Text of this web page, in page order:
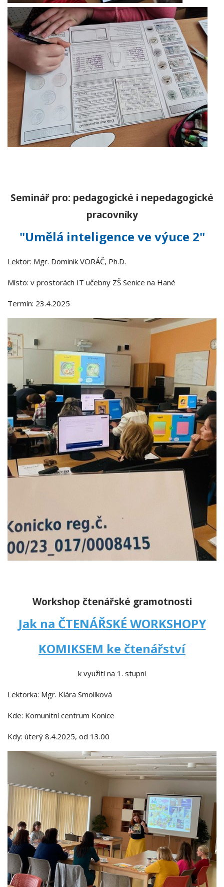
Seminář pro: pedagogické i nepedagogické
pracovníky
"Umělá inteligence ve výuce 2"
Lektor: Mgr. Dominik VORÁČ, Ph.D.
Místo: v prostorách IT učebny ZŠ Senice na Hané
Termín: 23.4.2025
Workshop čtenářské gramotnosti
Jak na ČTENÁŘSKÉ WORKSHOPY
KOMIKSEM ke čtenářství
k využití na 1. stupni
Lektorka: Mgr. Klára Smolíková
Kde: Komunitní centrum Konice
Kdy: úterý 8.4.2025, od 13.00